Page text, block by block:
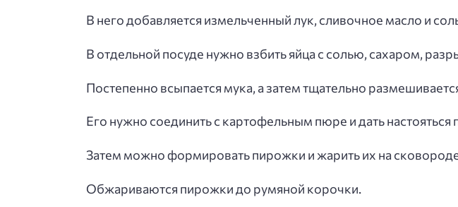
В него добавляется измельченный лук, сливочное масло и
В отдельной посуде нужно взбить яйца с солью, сахаром,
Постепенно всыпается мука, а затем тщательно
Его нужно соединить с картофельным пюре и дать настояться
Затем можно формировать пирожки и жарить их на
Обжариваются пирожки до румяной корочки.